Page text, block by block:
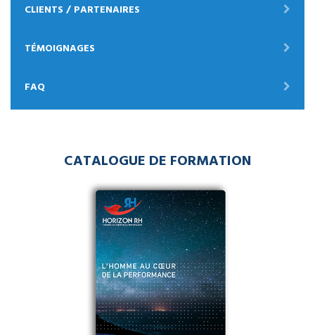
CLIENTS / PARTENAIRES
TÉMOIGNAGES
FAQ
CATALOGUE DE FORMATION